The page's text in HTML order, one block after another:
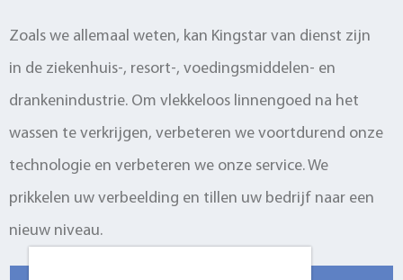
Zoals we allemaal weten, kan Kingstar van dienst zijn
in de ziekenhuis-, resort-, voedingsmiddelen- en
drankenindustrie. Om vlekkeloos linnengoed na het
wassen te verkrijgen, verbeteren we voortdurend onze
technologie en verbeteren we onze service. We
prikkelen uw verbeelding en tillen uw bedrijf naar een
nieuw niveau.